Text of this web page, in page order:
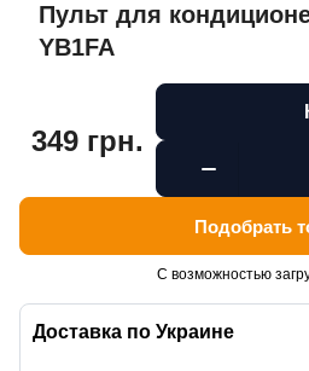
Пульт для
YB1FA
Доставка по Украине
349 грн.
Подобрать
С возможностью